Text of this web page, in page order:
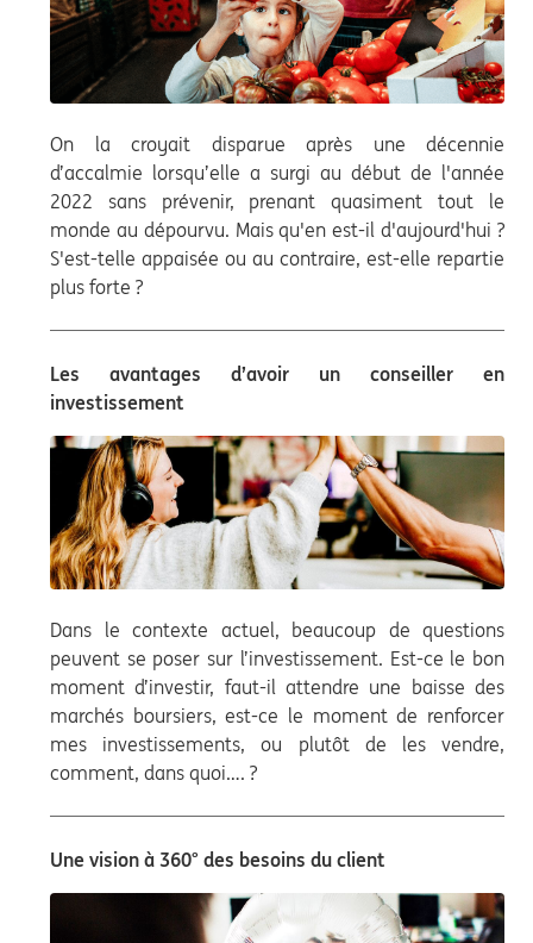
On la croyait disparue après une décennie
d’accalmie lorsqu’elle a surgi au début de l'année
2022 sans prévenir, prenant quasiment tout le
monde au dépourvu. Mais qu'en est-il d'aujourd'hui ?
S'est-telle appaisée ou au contraire, est-elle repartie
plus forte ?
Les avantages d’avoir un conseiller en
investissement
Dans le contexte actuel, beaucoup de questions
peuvent se poser sur l’investissement. Est-ce le bon
moment d’investir, faut-il attendre une baisse des
marchés boursiers, est-ce le moment de renforcer
mes investissements, ou plutôt de les vendre,
comment, dans quoi…. ?
Une vision à 360° des besoins du client